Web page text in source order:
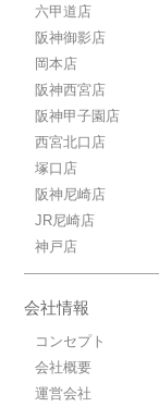
六甲道店
阪神御影店
岡本店
阪神西宮店
阪神甲子園店
西宮北口店
塚口店
阪神尼崎店
JR尼崎店
神戸店
会社情報
コンセプト
会社概要
運営会社